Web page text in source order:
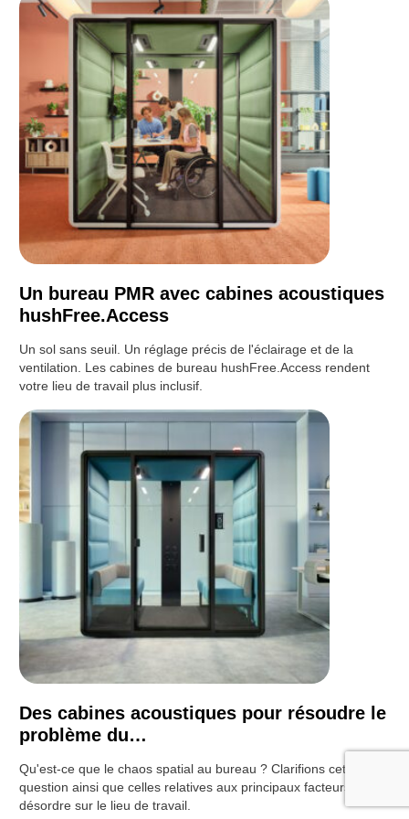
Un bureau PMR avec cabines acoustiques
hushFree.Access
Un sol sans seuil. Un réglage précis de l'éclairage et de la
ventilation. Les cabines de bureau hushFree.Access rendent
votre lieu de travail plus inclusif.
Des cabines acoustiques pour résoudre le
problème du…
Qu'est-ce que le chaos spatial au bureau ? Clarifions cette
question ainsi que celles relatives aux principaux facteurs de
désordre sur le lieu de travail.